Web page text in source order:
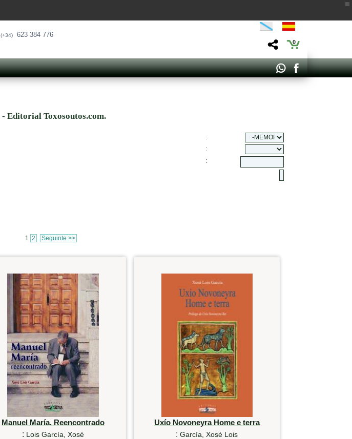
(+34) 623 384 776
0
- Editorial Toxosoutos.com.
:
:
:
1 2 Seguinte >>
Manuel María. Reencontrado
: Lois García, Xosé
Uxío Novoneyra Home e terra
:García, Xosé Lois